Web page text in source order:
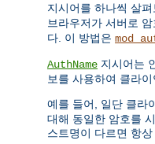
지시어를 하나씩 살펴
브라우저가 서버로
다. 이 방법은
AuthName 지시어는
보를 사용하여 클라
예를 들어, 일단 클라
대해 동일한 암호를
스트명이 다르면 항